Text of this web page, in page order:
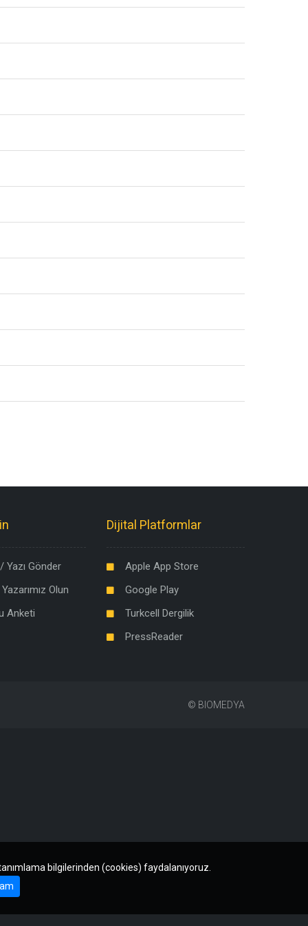
bilgilerinden (cookies) faydalanıyoruz.
Yazı Gönder
Olun
Anketi
Dijital Platformlar
Apple App Store
Google Play
Turkcell Dergilik
PressReader
© BIOMEDYA